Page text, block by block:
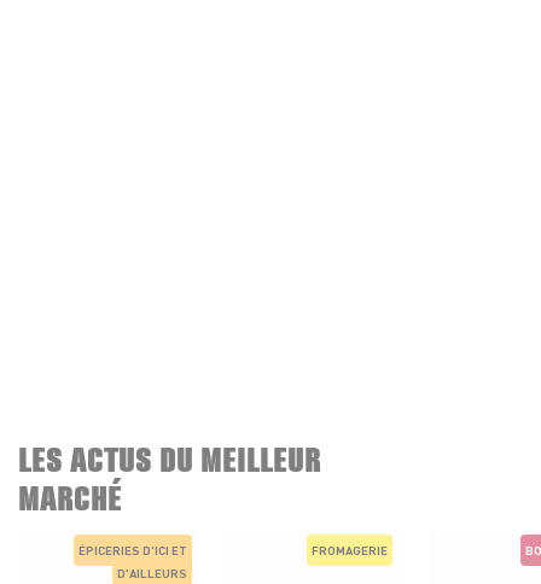
LES ACTUS DU MEILLEUR
MARCHÉ
ÉPICERIES D'ICI ET
D'AILLEURS
FROMAGERIE